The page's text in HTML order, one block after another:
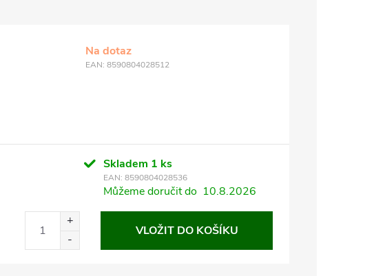
Na dotaz
EAN: 8590804028512
Skladem 1 ks
EAN: 8590804028536
Můžeme doručit do 10.8.2026
VLOŽIT DO KOŠÍKU